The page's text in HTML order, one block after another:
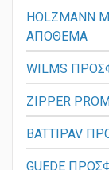
HOLZMANN
ΑΠΟΘΕΜΑ
WILMS
ZIPPER
BATTIPAV
GUEDE